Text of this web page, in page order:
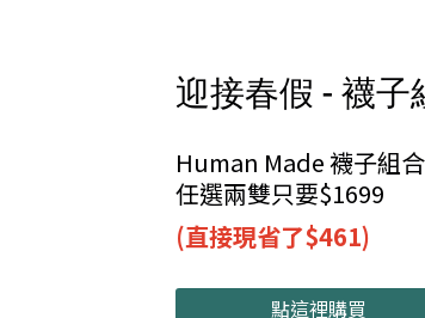
迎接春假 - 襪子
Human Made 襪子組合
任選兩雙只要$1699
(直接現省了$461)
點這裡購買